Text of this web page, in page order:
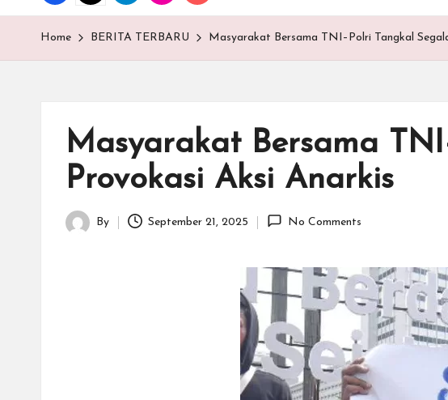
E
M
Home BERITA TERBARU Masyarakat Bersama TNI–Polri Tangkal
Masyarakat Bersama
Provokasi Aksi Anarkis
Posted
By September 21, 2025 No Comments